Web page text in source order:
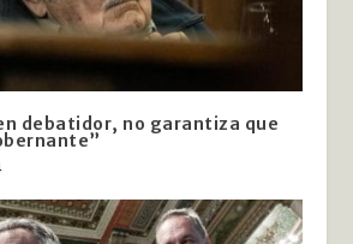
debatidor, no garantiza que